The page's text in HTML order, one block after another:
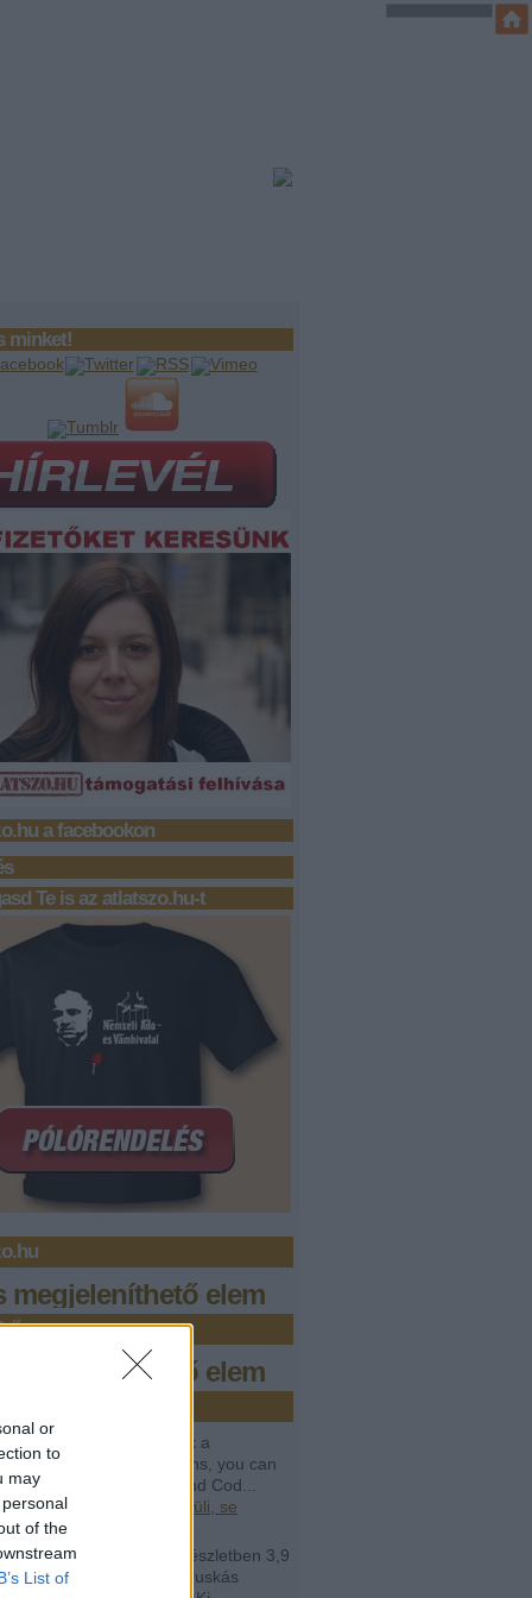
or
to
may
of the
List of
minket!
a facebookon
Te is az atlatszo.hu-t
megjeleníthető elem
megjeleníthető elem
If you want to crack a
interview questions, you can
from Programming and Cod...
07:28
Se rendkívüli, se
Perényy:
@lavór: két részletben 3,9
forintot irányzott elő a Puskás